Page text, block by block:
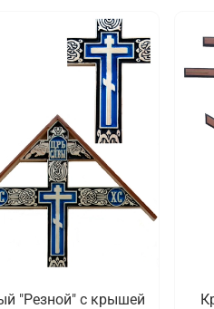
"Резной" с крышей